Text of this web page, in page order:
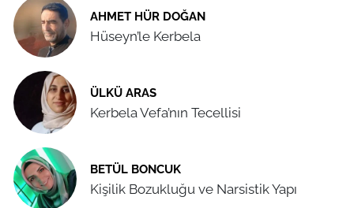
AHMET HÜR DOĞAN
Hüseyn’le Kerbela
ÜLKÜ ARAS
Kerbela Vefa’nın Tecellisi
BETÜL BONCUK
Kişilik Bozukluğu ve Narsistik Yapı